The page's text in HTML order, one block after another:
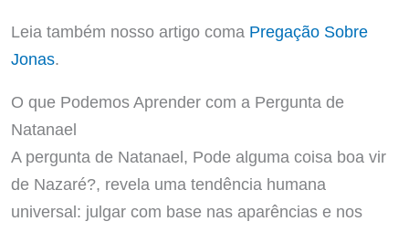
Leia também nosso artigo coma Pregação Sobre
Jonas.
O que Podemos Aprender com a Pergunta de
Natanael
A pergunta de Natanael, Pode alguma coisa boa vir
de Nazaré?, revela uma tendência humana
universal: julgar com base nas aparências e nos